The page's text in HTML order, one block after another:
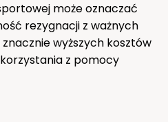
może oznaczać
rezygnacji z ważnych
wyższych kosztów
z pomocy